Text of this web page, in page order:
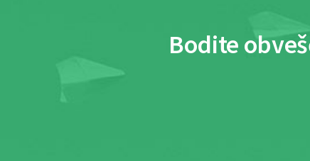
Bodite